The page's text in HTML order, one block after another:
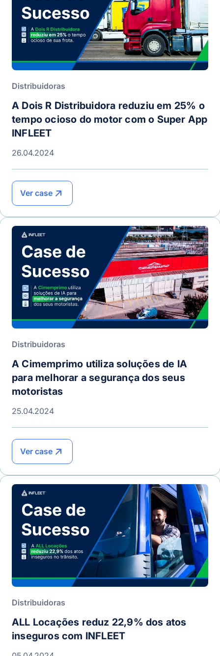
Distribuidoras
A Dois R Distribuidora reduziu em 25% o
tempo ocioso do motor com o Super App
INFLEET
26.04.2024
Ver case
Distribuidoras
A Cimemprimo utiliza soluções de IA
para melhorar a segurança dos seus
motoristas
25.04.2024
Ver case
Distribuidoras
ALL Locações reduz 22,9% dos atos
inseguros com INFLEET